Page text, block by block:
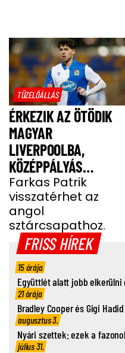
TÜZELŐÁLLÁS
ÉRKEZIK AZ ÖTÖDIK
MAGYAR
LIVERPOOLBA,
KÖZÉPPÁLYÁS
KERÜLHET
SZOBOSZLAIÉK MELLÉ
Farkas Patrik
visszatérhet az
angol
sztárcsapathoz.
FRISS HÍREK
15 órája
Együttlét alatt jobb
21 órája
Bradley Cooper és Gigi
augusztus 3.
Nyári szettek: ezek a
július 31.